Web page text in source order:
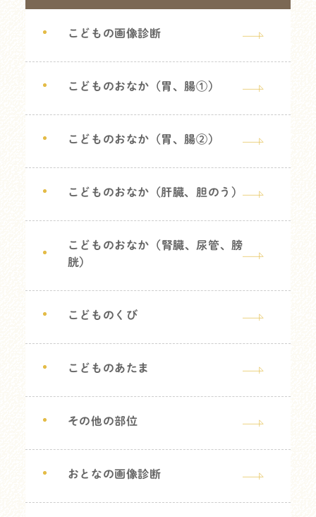
こどもの画像診断
こどものおなか（胃、腸①）
こどものおなか（胃、腸②）
こどものおなか（肝臓、胆のう）
こどものおなか（腎臓、尿管、膀
胱）
こどものくび
こどものあたま
その他の部位
おとなの画像診断